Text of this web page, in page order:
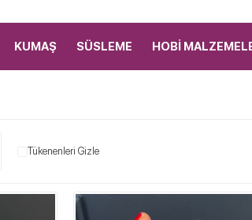
KUMAŞ SÜSLEME HOBİ
Tükenenleri Gizle